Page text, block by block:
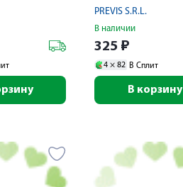
4мх8см
PREVIS S.R.L.
В наличии
325 ₽
4 × 82 В Сплит
В корзину